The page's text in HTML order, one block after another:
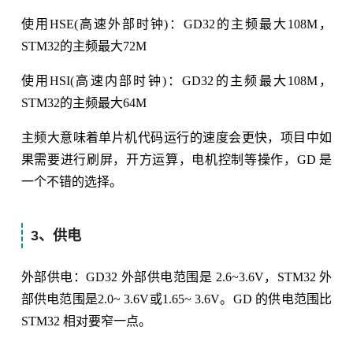
使用HSE(高速外部时钟)：GD32的主频最大108M，
STM32的主频最大72M
使用HSI(高速内部时钟)：GD32的主频最大108M，
STM32的主频最大64M
主频大意味着单片机代码运行的速度会更快，项目中如
果需要进行刷屏，开方运算，电机控制等操作，GD 是
一个不错的选择。
3、供电
外部供电：GD32 外部供电范围是 2.6~3.6V，STM32 外
部供电范围是2.0~ 3.6V或1.65~ 3.6V。GD 的供电范围比
STM32 相对要窄一点。